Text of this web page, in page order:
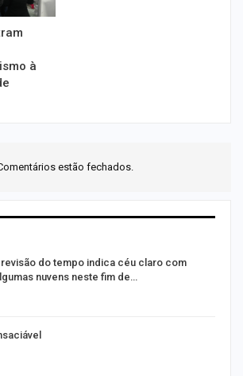
à
estão fechados.
do tempo indica céu claro com
nuvens neste fim de…